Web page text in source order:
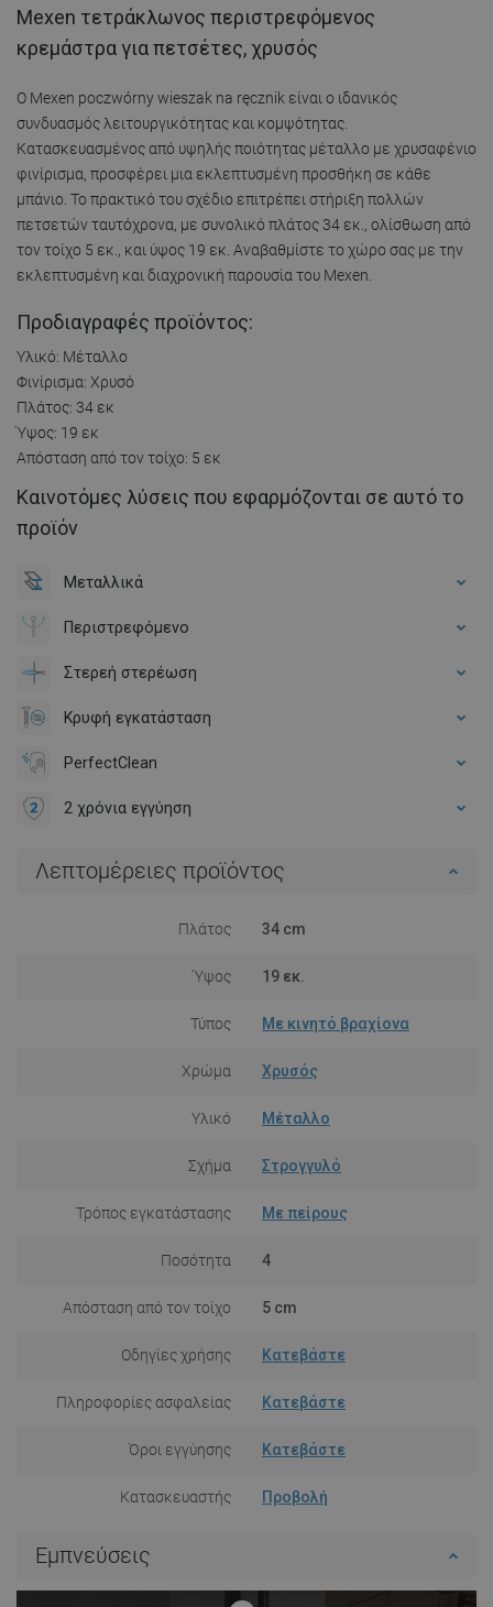
Mexen τετράκλωνος περιστρεφόμενος
κρεμάστρα για πετσέτες, χρυσός
Ο Mexen poczwórny wieszak na ręcznik είναι ο ιδανικός
συνδυασμός λειτουργικότητας και κομψότητας.
Κατασκευασμένος από υψηλής ποιότητας μέταλλο με χρυσαφένιο
φινίρισμα, προσφέρει μια εκλεπτυσμένη προσθήκη σε κάθε
μπάνιο. Το πρακτικό του σχέδιο επιτρέπει στήριξη πολλών
πετσετών ταυτόχρονα, με συνολικό πλάτος 34 εκ., ολίσθωση από
τον τοίχο 5 εκ., και ύψος 19 εκ. Αναβαθμίστε το χώρο σας με την
εκλεπτυσμένη και διαχρονική παρουσία του Mexen.
Προδιαγραφές προϊόντος:
Υλικό: Μέταλλο
Φινίρισμα: Χρυσό
Πλάτος: 34 εκ
Ύψος: 19 εκ
Απόσταση από τον τοίχο: 5 εκ
Καινοτόμες λύσεις που εφαρμόζονται σε αυτό το
προϊόν
Μεταλλικά
Περιστρεφόμενο
Στερεή στερέωση
Κρυφή εγκατάσταση
PerfectClean
2 χρόνια εγγύηση
Λεπτομέρειες προϊόντος
Πλάτος 34 cm
Ύψος 19 εκ.
Τύπος Με κινητό βραχίονα
Χρώμα Χρυσός
Υλικό Μέταλλο
Σχήμα Στρογγυλό
Τρόπος εγκατάστασης Με πείρους
Ποσότητα 4
Απόσταση από τον τοίχο 5 cm
Οδηγίες χρήσης Κατεβάστε
Πληροφορίες ασφαλείας Κατεβάστε
Όροι εγγύησης Κατεβάστε
Κατασκευαστής Προβολή
Εμπνεύσεις